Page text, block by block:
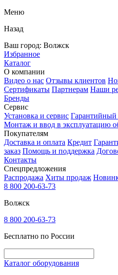
Меню
Назад
Ваш город: Волжск
Избранное
Каталог
О компании
Видео о нас Отзывы клиентов
Сертификаты Партнерам Наши
Бренды
Сервис
Установка и сервис Гарантийный
Монтаж и ввод в эксплуатацию
Покупателям
Доставка и оплата Кредит
заказ Помощь и поддержка
Контакты
Спецпредложения
Распродажа Хиты продаж
8 800 200-63-73
Волжск
8 800 200-63-73
Бесплатно по России
Каталог оборудования